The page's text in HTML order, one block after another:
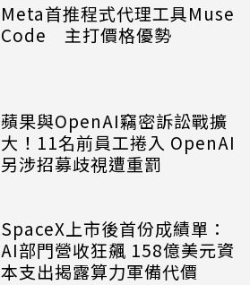
Meta首推程式代理工具Muse
Code 主打價格優勢
蘋果與OpenAI竊密訴訟戰擴
大！11名前員工捲入 OpenAI
另涉招募歧視遭重罰
SpaceX上市後首份成績單：
AI部門營收狂飆 158億美元資
本支出揭露算力軍備代價